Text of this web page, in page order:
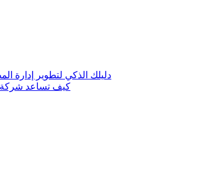
دليلك الذكي لتطوير إدارة
كيف تساعد شركة